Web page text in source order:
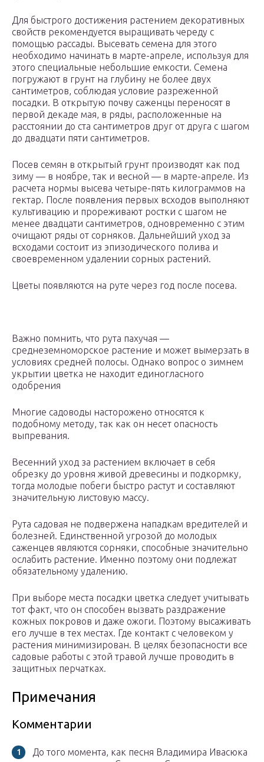
Для быстрого достижения растением декоративных
свойств рекомендуется выращивать череду с
помощью рассады. Высевать семена для этого
необходимо начинать в марте-апреле, используя для
этого специальные небольшие емкости. Семена
погружают в грунт на глубину не более двух
сантиметров, соблюдая условие разреженной
посадки. В открытую почву саженцы переносят в
первой декаде мая, в ряды, расположенные на
расстоянии до ста сантиметров друг от друга с шагом
до двадцати пяти сантиметров.
Посев семян в открытый грунт производят как под
зиму — в ноябре, так и весной — в марте-апреле. Из
расчета нормы высева четыре-пять килограммов на
гектар. После появления первых всходов выполняют
культивацию и прореживают ростки с шагом не
менее двадцати сантиметров, одновременно с этим
очищают ряды от сорняков. Дальнейший уход за
всходами состоит из эпизодического полива и
своевременном удалении сорных растений.
Цветы появляются на руте через год после посева.
Важно помнить, что рута пахучая —
среднеземноморское растение и может вымерзать в
условиях средней полосы. Однако вопрос о зимнем
укрытии цветка не находит единогласного
одобрения
Многие садоводы насторожено относятся к
подобному методу, так как он несет опасность
выпревания.
Весенний уход за растением включает в себя
обрезку до уровня живой древесины и подкормку,
тогда молодые побеги быстро растут и составляют
значительную листовую массу.
Рута садовая не подвержена нападкам вредителей и
болезней. Единственной угрозой до молодых
саженцев являются сорняки, способные значительно
ослабить растение. Именно поэтому они подлежат
обязательному удалению.
При выборе места посадки цветка следует учитывать
тот факт, что он способен вызвать раздражение
кожных покровов и даже ожоги. Поэтому высаживать
его лучше в тех местах. Где контакт с человеком у
растения минимизирован. В целях безопасности все
садовые работы с этой травой лучше проводить в
защитных перчатках.
Примечания
Комментарии
До того момента, как песня Владимира Ивасюка